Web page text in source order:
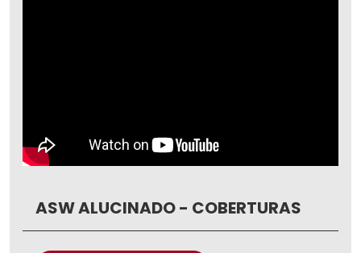
ASW ALUCINADO - COBERTURAS